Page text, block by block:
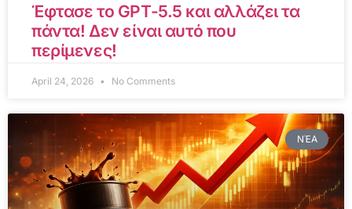
Έφτασε το GPT-5.5 και αλλάζει τα
πάντα! Δεν είναι αυτό που
περίμενες!
April 24, 2026 No Comments
ΝΈΑ